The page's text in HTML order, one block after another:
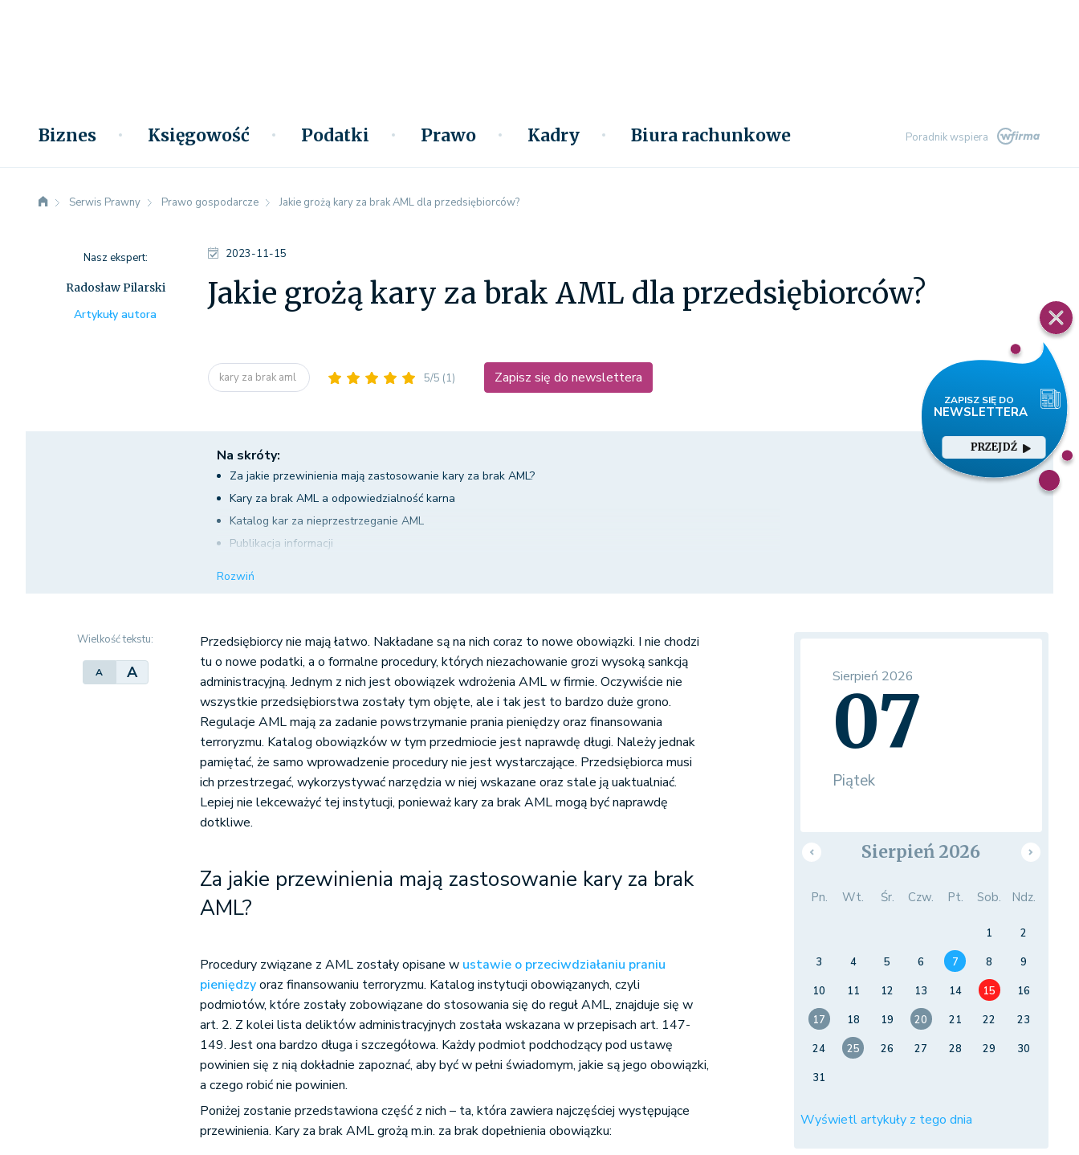
Biznes Księgowość Podatki Prawo Kadry Biura rachunkowe Poradnik wspiera
PRZEJDŹ
Serwis Prawny Prawo gospodarcze Jakie grożą kary za brak AML dla przedsiębiorców?
2023-11-15
Jakie grożą kary za brak AML dla przedsiębiorców?
kary za brak aml 5/5 (1) Zapisz się do newslettera
Nasz ekspert:
Radosław Pilarski
Artykuły autora
Na skróty:
Za jakie przewinienia mają zastosowanie kary za brak AML?
Kary za brak AML a odpowiedzialność karna
Katalog kar za nieprzestrzeganie AML
Publikacja informacji
Kara pieniężna
Kary za brak AML a kryteria ich ustalania
Rozwiń
Wielkość tekstu:
A A
Przedsiębiorcy nie mają łatwo. Nakładane są na nich coraz to nowe obowiązki. I nie chodzi
tu o nowe podatki, a o formalne procedury, których niezachowanie grozi wysoką sankcją
administracyjną. Jednym z nich jest obowiązek wdrożenia AML w firmie. Oczywiście nie
wszystkie przedsiębiorstwa zostały tym objęte, ale i tak jest to bardzo duże grono.
Regulacje AML mają za zadanie powstrzymanie prania pieniędzy oraz finansowania
terroryzmu. Katalog obowiązków w tym przedmiocie jest naprawdę długi. Należy jednak
pamiętać, że samo wprowadzenie procedury nie jest wystarczające. Przedsiębiorca musi
ich przestrzegać, wykorzystywać narzędzia w niej wskazane oraz stale ją uaktualniać.
Lepiej nie lekceważyć tej instytucji, ponieważ kary za brak AML mogą być naprawdę
dotkliwe.
Za jakie przewinienia mają zastosowanie kary za brak
AML?
Procedury związane z AML zostały opisane w ustawie o przeciwdziałaniu praniu
pieniędzyoraz finansowaniu terroryzmu. Katalog instytucji obowiązanych, czyli
podmiotów, które zostały zobowiązane do stosowania się do reguł AML, znajduje się w
art. 2. Z kolei lista deliktów administracyjnych została wskazana w przepisach art. 147-
149. Jest ona bardzo długa i szczegółowa. Każdy podmiot podchodzący pod ustawę
powinien się z nią dokładnie zapoznać, aby być w pełni świadomym, jakie są jego obowiązki,
a czego robić nie powinien.
Poniżej zostanie przedstawiona część z nich – ta, która zawiera najczęściej występujące
przewinienia. Kary za brak AML grożą m.in. za brak dopełnienia obowiązku:
Sierpień 2026
07
Piątek
Sierpień 2026
Pn. Wt. Śr. Czw. Pt. Sob. Ndz.
1
2
3
4 5 6 7 8
9
10
11 12 13 14 15
16
17
18 19 20 21 22
23
24
25 26 27 28 29
30
31
Wyświetl artykuły z tego dnia